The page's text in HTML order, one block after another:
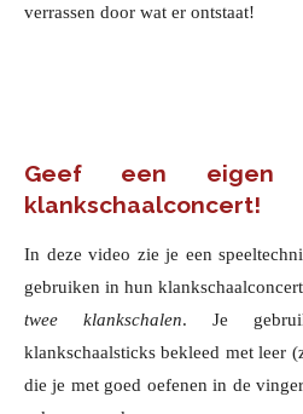
verrassen door wat er ontstaat!
Geef een
klankschaalconcert!
In deze video zie je een
gebruiken in hun
twee klankschalen. Je
klankschaalsticks bekleed met leer
die je met goed oefenen in de